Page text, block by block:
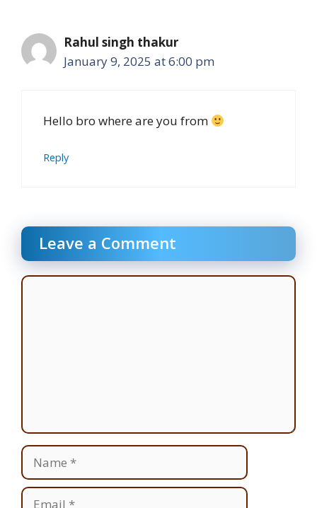
Rahul singh thakur
January 9, 2025 at 6:00 pm
Hello bro where are you from
Reply
Leave a Comment
Comment
Name
Email